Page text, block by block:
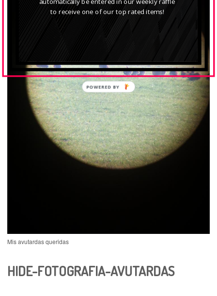
Mis avutardas queridas
HIDE-FOTOGRAFIA-AVUTARDAS
to receive one of our top rated items!
POWERED BY